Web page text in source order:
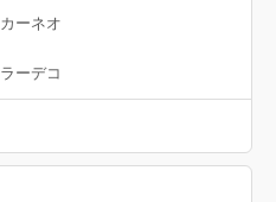
ーネオ
ーデコ